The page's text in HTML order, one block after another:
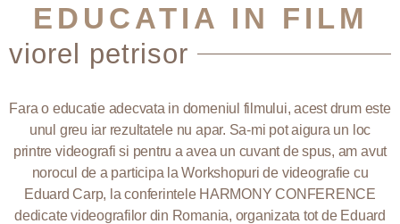
EDUCATIA IN FILM
viorel petrisor
Fara o educatie adecvata in domeniul filmului, acest drum este
unul greu iar rezultatele nu apar. Sa-mi pot aigura un loc
printre videografi si pentru a avea un cuvant de spus, am avut
norocul de a participa la Workshopuri de videografie cu
Eduard Carp, la conferintele HARMONY CONFERENCE
dedicate videografilor din Romania, organizata tot de Eduard